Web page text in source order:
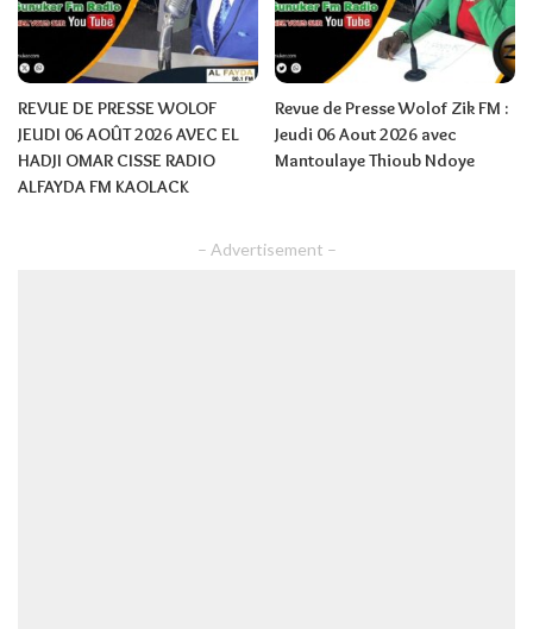
REVUE DE PRESSE WOLOF
JEUDI 06 AOÛT 2026 AVEC EL
HADJI OMAR CISSE RADIO
ALFAYDA FM KAOLACK
Revue de Presse Wolof Zik FM :
Jeudi 06 Aout 2026 avec
Mantoulaye Thioub Ndoye
– Advertisement –